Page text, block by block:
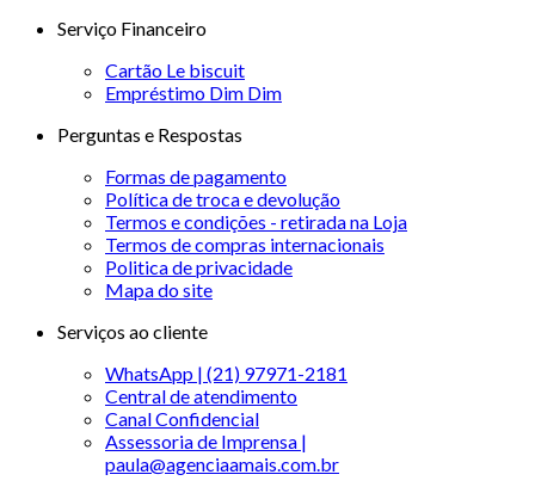
Serviço Financeiro
Cartão Le biscuit
Empréstimo Dim Dim
Perguntas e Respostas
Formas de pagamento
Política de troca e devolução
Termos e condições - retirada na Loja
Termos de compras internacionais
Politica de privacidade
Mapa do site
Serviços ao cliente
WhatsApp | (21) 97971-2181
Central de atendimento
Canal Confidencial
Assessoria de Imprensa |
paula@agenciaamais.com.br